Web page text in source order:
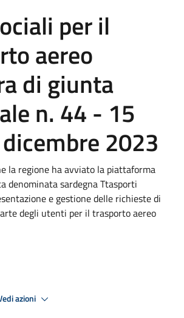
per il
aereo
di giunta
n. 44 - 15
2023
la regione ha avviato la piattaforma
denominata sardegna Ttasporti
e gestione delle richieste di
degli utenti per il trasporto aereo
azioni